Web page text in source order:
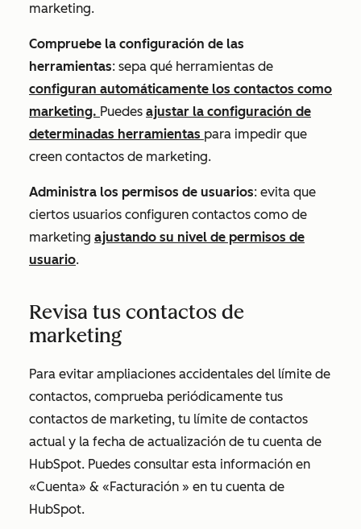
marketing.
Compruebe la configuración de las
herramientas: sepa qué herramientas de
configuran automáticamente los contactos como
marketing. Puedes ajustar la configuración de
determinadas herramientas para impedir que
creen contactos de marketing.
Administra los permisos de usuarios: evita que
ciertos usuarios configuren contactos como de
marketing ajustando su nivel de permisos de
usuario.
Revisa tus contactos de
marketing
Para evitar ampliaciones accidentales del límite de
contactos, comprueba periódicamente tus
contactos de marketing, tu límite de contactos
actual y la fecha de actualización de tu cuenta de
HubSpot. Puedes consultar esta información en
«Cuenta» & «Facturación » en tu cuenta de
HubSpot.